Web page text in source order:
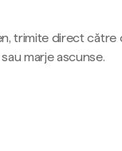
trimite direct către
marje ascunse.